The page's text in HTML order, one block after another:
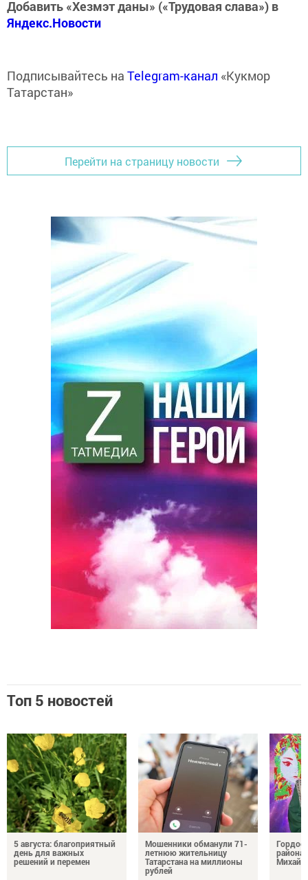
Добавить «Хезмэт даны» («Трудовая слава») в
Яндекс.Новости
Подписывайтесь на Telegram-канал «Кукмор
Татарстан»
Перейти на страницу новости
Топ 5 новостей
5 августа: благоприятный
день для важных
решений и перемен
Мошенники обманули 71-
летнюю жительницу
Татарстана на миллионы
рублей